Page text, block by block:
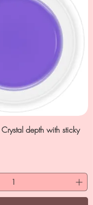
depth with sticky